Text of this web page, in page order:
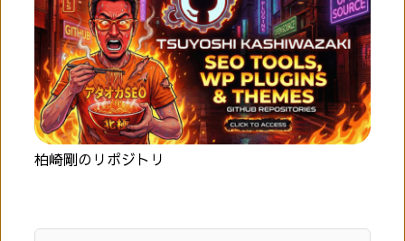
柏崎剛のリポジトリ